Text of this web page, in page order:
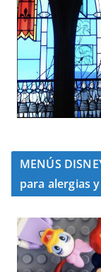
MENÚS
para alergias